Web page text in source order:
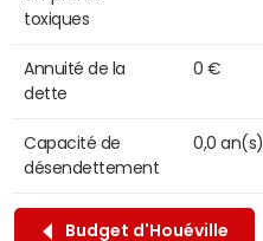
toxiques
Annuité de la
dette
0 €
Capacité de
désendettement
0,0 an(s)
Budget d'Houéville